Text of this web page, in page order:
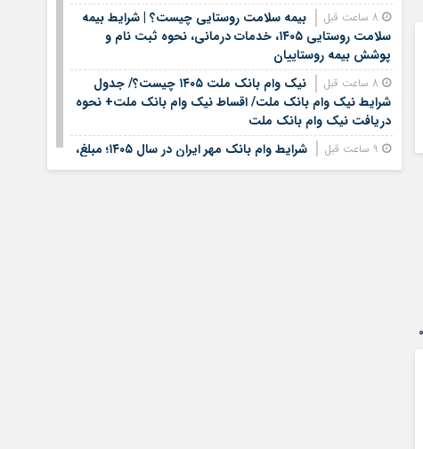
بیمه سلامت روستایی چیست؟ | شرایط بیمه
سلامت روستایی ۱۴۰۵، خدمات درمانی، نحوه ثبت نام و
پوشش بیمه روستاییان
نیک وام بانک ملت ۱۴۰۵ چیست؟/ جدول
شرایط نیک وام بانک ملت/ اقساط نیک وام بانک ملت+ نحوه
دریافت نیک وام بانک ملت
شرایط وام بانک مهر ایران در سال ۱۴۰۵؛ مبلغ،
اقساط و نحوه دریافت تسهیلات